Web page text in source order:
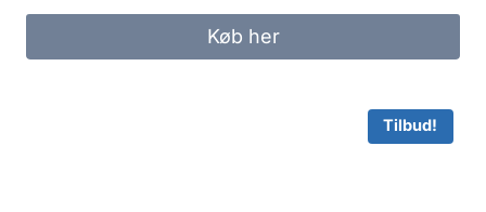
Køb her
Tilbud!